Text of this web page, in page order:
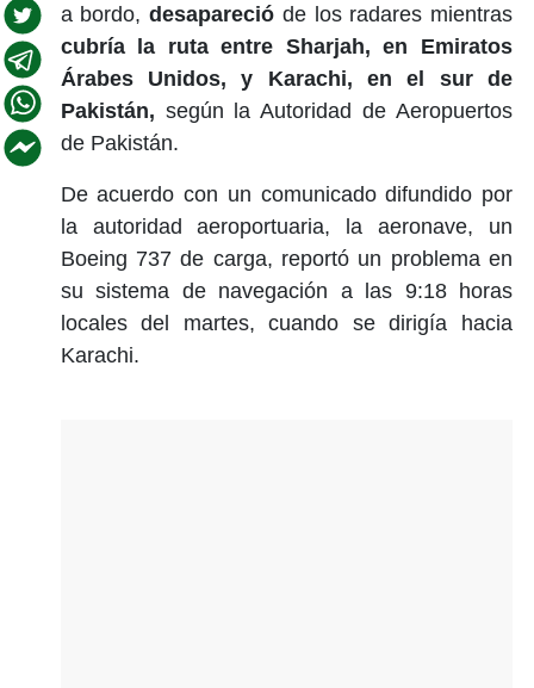
a bordo,desapareció de los radares mientras
cubría la ruta entre Sharjah, en Emiratos
Árabes Unidos, y Karachi, en el sur de
Pakistán, según la Autoridad de Aeropuertos
de Pakistán.
De acuerdo con un comunicado difundido por
la autoridad aeroportuaria, la aeronave, un
Boeing 737 de carga, reportó un problema en
su sistema de navegación a las 9:18 horas
locales del martes, cuando se dirigía hacia
Karachi.